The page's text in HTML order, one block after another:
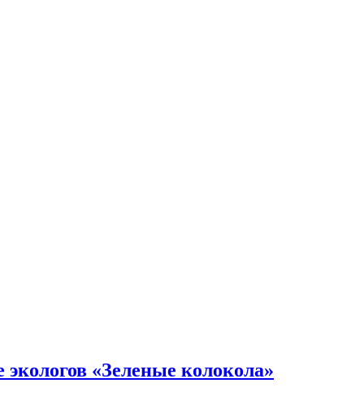
«Зеленые колокола»